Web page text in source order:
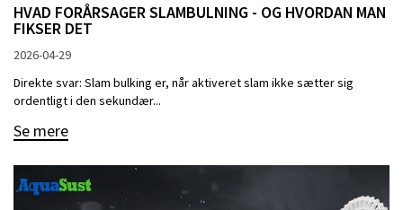
HVAD FORÅRSAGER SLAMBULNING - OG HVORDAN MAN
FIKSER DET
2026-04-29
Direkte svar: Slam bulking er, når aktiveret slam ikke sætter sig
ordentligt i den sekundær...
Se mere